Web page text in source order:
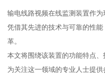
输电线路视频在线监测装置作
凭借其先进的技术与可靠的性
革。
本文将围绕该装置的功能特点
为关注这一领域的专业人士提供